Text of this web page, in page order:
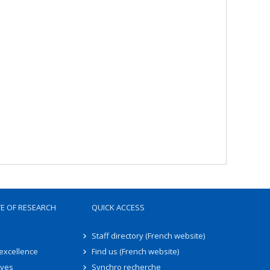
OF RESEARCH QUICK ACCESS
Staff directory (French website)
Find us (French website)
Synchro recherche